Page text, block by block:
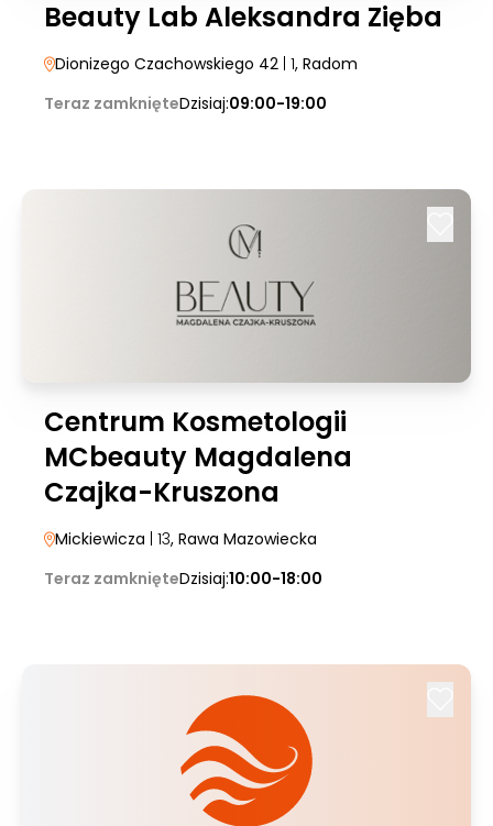
Beauty Lab Aleksandra Zięba
Dionizego Czachowskiego 42 | 1, Radom
Teraz zamknięteDzisiaj:09:00-19:00
Centrum Kosmetologii
MCbeauty Magdalena
Czajka-Kruszona
Mickiewicza | 13, Rawa Mazowiecka
Teraz zamknięteDzisiaj:10:00-18:00